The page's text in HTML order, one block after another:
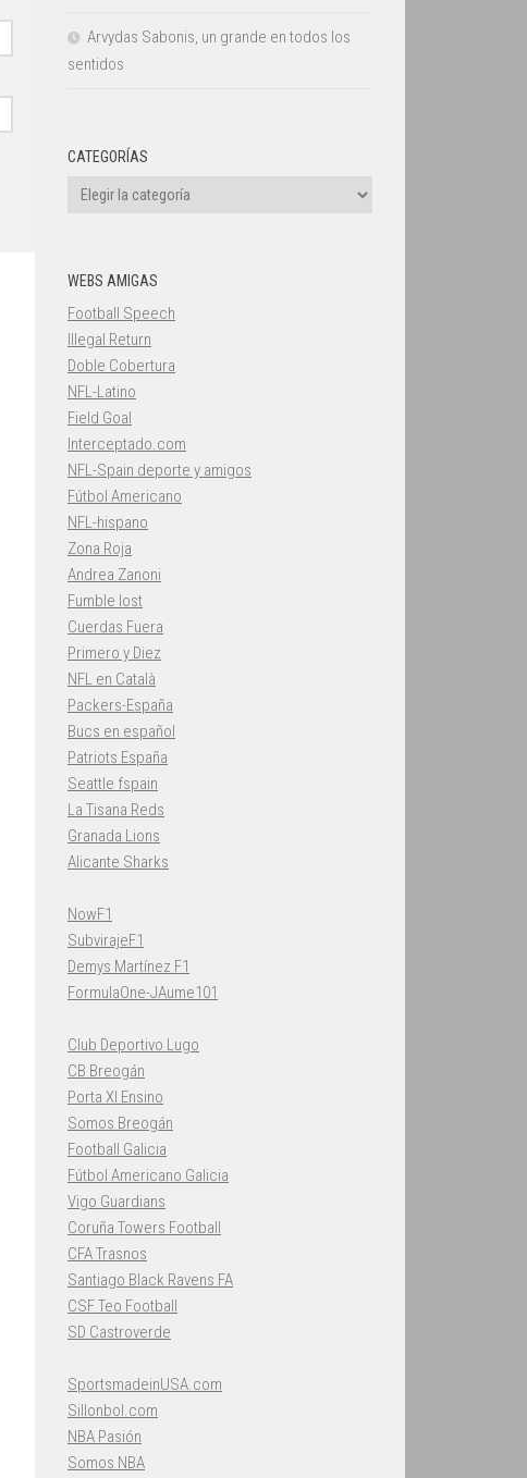
Arvydas Sabonis, un grande en todos los
sentidos
CATEGORÍAS
Categorías
WEBS AMIGAS
Football Speech
Illegal Return
Doble Cobertura
NFL-Latino
Field Goal
Interceptado.com
NFL-Spain deporte y amigos
Fútbol Americano
NFL-hispano
Zona Roja
Andrea Zanoni
Fumble lost
Cuerdas Fuera
Primero y Diez
NFL en Català
Packers-España
Bucs en español
Patriots España
Seattle fspain
La Tisana Reds
Granada Lions
Alicante Sharks
NowF1
SubvirajeF1
Demys Martínez F1
FormulaOne-JAume101
Club Deportivo Lugo
CB Breogán
Porta XI Ensino
Somos Breogán
Football Galicia
Fútbol Americano Galicia
Vigo Guardians
Coruña Towers Football
CFA Trasnos
Santiago Black Ravens FA
CSF Teo Football
SD Castroverde
SportsmadeinUSA.com
Sillonbol.com
NBA Pasión
Somos NBA